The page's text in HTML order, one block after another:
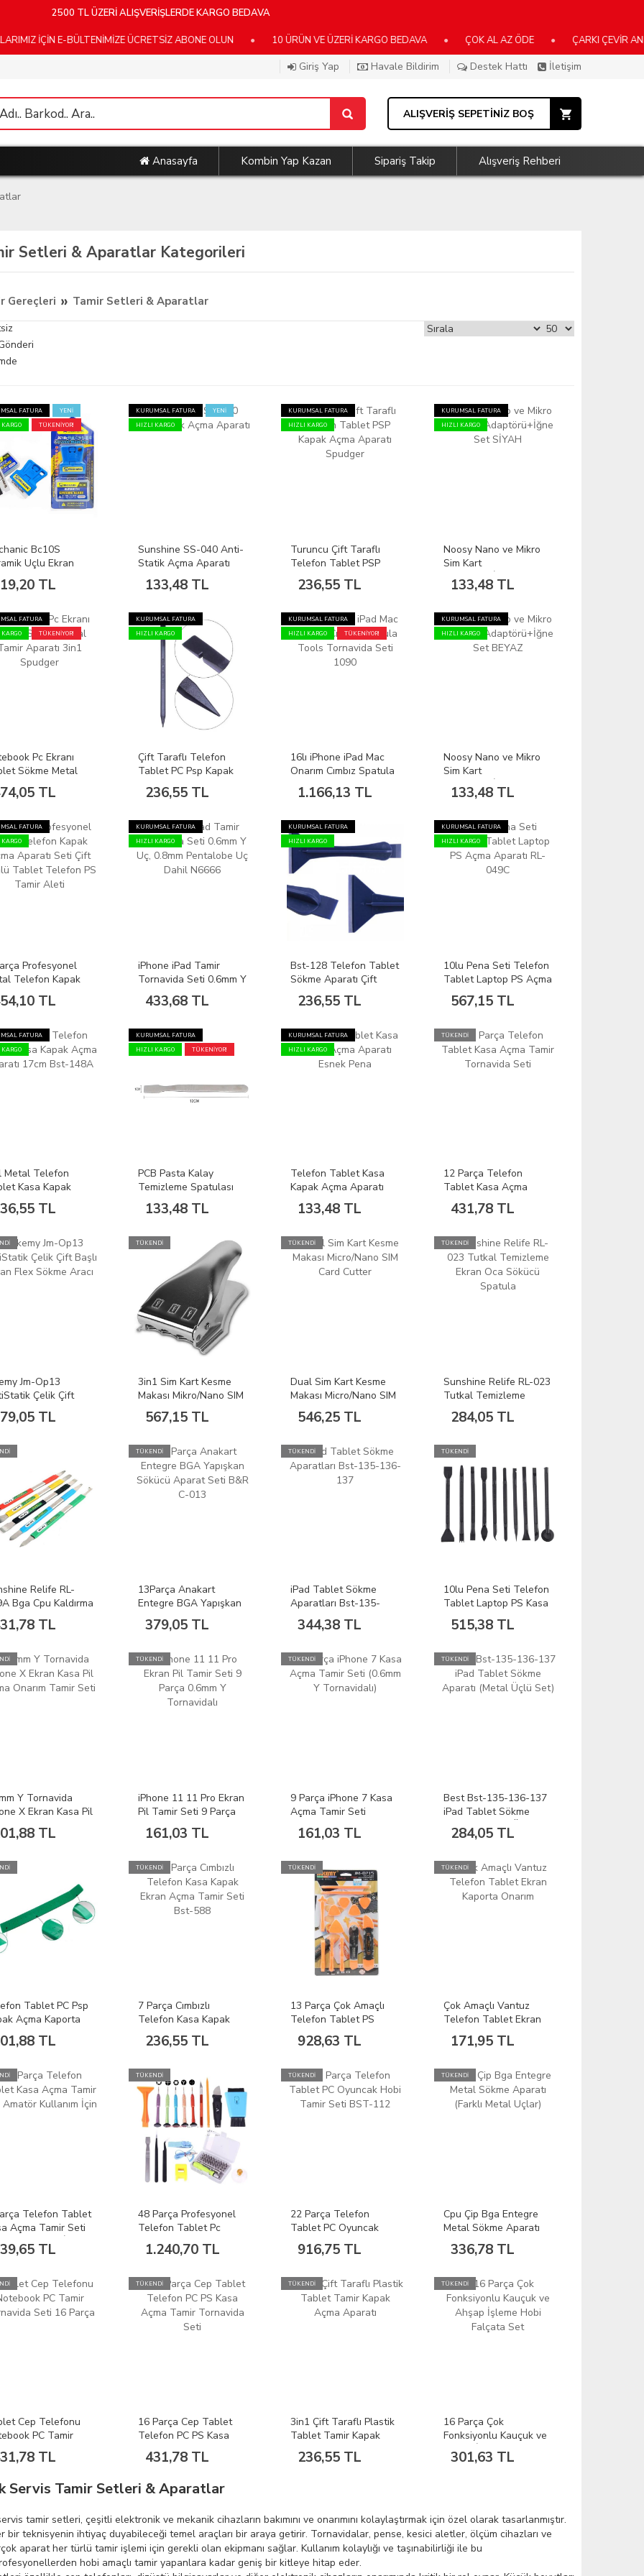
2500 TL ÜZERİ ALIŞVERİŞLERDE KARGO BEDAVA
E-BÜLTENİMİZE ÜCRETSİZ ABONE OLUN • 10 ÜRÜN VE ÜZERİ KARGO BEDAVA • ÇOK AL AZ ÖDE • ÇARKI ÇEVİR ANINDA
Giriş Yap Havale Bildirim Destek Hattı İletişim
ALIŞVERİŞ SEPETİNİZ BOŞ
Anasayfa Kombin Yap Kazan Sipariş Takip Alışveriş Rehberi
Setleri & Aparatlar Kategorileri
Gereçleri » Tamir Setleri & Aparatlar
FATURA
YENİ
TÜKENİYOR!
Bc10S
Uçlu Ekran
Tutkal Temizleme
Adet Uç
TL
KURUMSAL FATURA
YENİ
HIZLI KARGO
Sunshine SS-040 Anti-
Statik Açma Aparatı
133,48 TL
KURUMSAL FATURA
HIZLI KARGO
Turuncu Çift Taraflı
Telefon Tablet PSP
Kapak Açma Aparatı
Spudger
236,55 TL
KURUMSAL FATURA
HIZLI KARGO
Noosy Nano ve Mikro
Sim Kart
Adaptörü+İğne Set
SİYAH
133,48 TL
FATURA
TÜKENİYOR!
Pc Ekranı
Sökme Metal
Aparatı 3in1
TL
KURUMSAL FATURA
HIZLI KARGO
Çift Taraflı Telefon
Tablet PC Psp Kapak
Açma Aparatı Spudger
236,55 TL
KURUMSAL FATURA
HIZLI KARGO
TÜKENİYOR!
16lı iPhone iPad Mac
Onarım Cımbız Spatula
Tools Tornavida Seti
1090
1.166,13 TL
KURUMSAL FATURA
HIZLI KARGO
Noosy Nano ve Mikro
Sim Kart
Adaptörü+İğne Set
BEYAZ
133,48 TL
FATURA
Profesyonel
Telefon Kapak
Aparatı Seti Çift
Tablet Telefon
TL
KURUMSAL FATURA
HIZLI KARGO
iPhone iPad Tamir
Tornavida Seti 0.6mm Y
Uç, 0.8mm Pentalobe
Uç Dahil N6666
433,68 TL
KURUMSAL FATURA
HIZLI KARGO
Bst-128 Telefon Tablet
Sökme Aparatı Çift
Taraflı Geniş/Dar
236,55 TL
KURUMSAL FATURA
HIZLI KARGO
10lu Pena Seti Telefon
Tablet Laptop PS Açma
Aparatı RL-049C
567,15 TL
FATURA
Metal Telefon
Kasa Kapak
Aparatı 17cm
148A
TL
KURUMSAL FATURA
HIZLI KARGO
TÜKENİYOR!
PCB Pasta Kalay
Temizleme Spatulası
Metal Açma Aparatı |
Profesyonel Teknik
133,48 TL
KURUMSAL FATURA
HIZLI KARGO
Telefon Tablet Kasa
Kapak Açma Aparatı
Esnek Pena
133,48 TL
TÜKENDİ
12 Parça Telefon
Tablet Kasa Açma
Tamir Tornavida Seti
431,78 TL
Jm-Op13
Çelik Çift
Ekran Flex Sökme
TL
TÜKENDİ
3in1 Sim Kart Kesme
Makası Mikro/Nano SIM
Card Cutter
567,15 TL
TÜKENDİ
Dual Sim Kart Kesme
Makası Micro/Nano SIM
Card Cutter
546,25 TL
TÜKENDİ
Sunshine Relife RL-023
Tutkal Temizleme
Ekran Oca Sökücü
Spatula
284,05 TL
Relife RL-
Bga Cpu Kaldırma
5li Set
TL
TÜKENDİ
13Parça Anakart
Entegre BGA Yapışkan
Sökücü Aparat Seti
B&R C-013
379,05 TL
TÜKENDİ
iPad Tablet Sökme
Aparatları Bst-135-
136-137
344,38 TL
TÜKENDİ
10lu Pena Seti Telefon
Tablet Laptop PS Kasa
Ekran Açma Aparatı
515,38 TL
Y Tornavida
X Ekran Kasa Pil
Onarım Tamir
TL
TÜKENDİ
iPhone 11 11 Pro Ekran
Pil Tamir Seti 9 Parça
0.6mm Y Tornavidalı
161,03 TL
TÜKENDİ
9 Parça iPhone 7 Kasa
Açma Tamir Seti
(0.6mm Y Tornavidalı)
161,03 TL
TÜKENDİ
Best Bst-135-136-137
iPad Tablet Sökme
Aparatı (Metal Üçlü
Set)
284,05 TL
Tablet PC Psp
Açma Kaporta
Onarım Aparatı
TL
TÜKENDİ
7 Parça Cımbızlı
Telefon Kasa Kapak
Ekran Açma Tamir Seti
Bst-588
236,55 TL
TÜKENDİ
13 Parça Çok Amaçlı
Telefon Tablet PS
Notebook Laptop Açma
Onarım Seti JM-OP15
928,63 TL
TÜKENDİ
Çok Amaçlı Vantuz
Telefon Tablet Ekran
Kaporta Onarım
171,95 TL
Telefon Tablet
Açma Tamir Seti
Kullanım İçin
TL
TÜKENDİ
48 Parça Profesyonel
Telefon Tablet Pc
Tornavida Tamir Seti
1.240,70 TL
TÜKENDİ
22 Parça Telefon
Tablet PC Oyuncak
Hobi Tamir Seti BST-
112
916,75 TL
TÜKENDİ
Cpu Çip Bga Entegre
Metal Sökme Aparatı
(Farklı Metal Uçlar)
336,78 TL
Cep Telefonu
PC Tamir
Seti 16
TL
TÜKENDİ
16 Parça Cep Tablet
Telefon PC PS Kasa
Açma Tamir Tornavida
Seti
431,78 TL
TÜKENDİ
3in1 Çift Taraflı Plastik
Tablet Tamir Kapak
Açma Aparatı
236,55 TL
TÜKENDİ
16 Parça Çok
Fonksiyonlu Kauçuk ve
Ahşap İşleme Hobi
Falçata Set
301,63 TL
Servis Tamir Setleri & Aparatlar
tamir setleri, çeşitli elektronik ve mekanik cihazların bakımını ve onarımını kolaylaştırmak için özel olarak tasarlanmıştır.
bir teknisyenin ihtiyaç duyabileceği temel araçları bir araya getirir. Tornavidalar, pense, kesici aletler, ölçüm cihazları ve
aparat her türlü tamir işlemi için gerekli olan ekipmanı sağlar. Kullanım kolaylığı ve taşınabilirliği ile bu
hobi amaçlı tamir yapanlara kadar geniş bir kitleye hitap eder.